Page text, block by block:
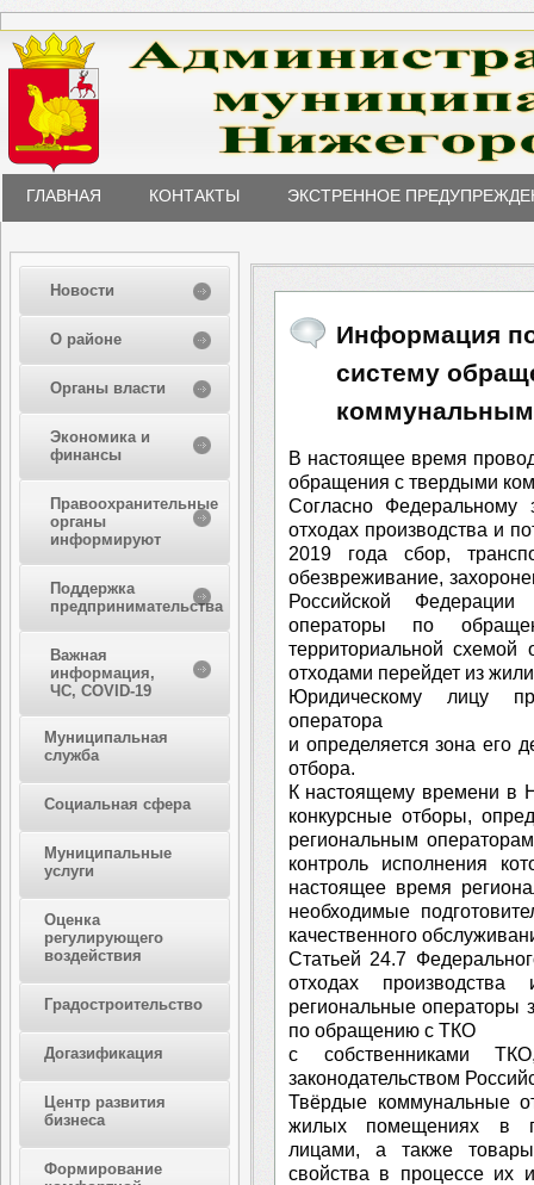
ГЛАВНАЯ КОНТАКТЫ ЭКСТРЕННОЕ
Новости
О районе
Органы власти
Экономика и
финансы
Правоохранительные
органы
информируют
Поддержка
предпринимательства
Важная
информация,
ЧС, COVID-19
Муниципальная
служба
Социальная сфера
Муниципальные
услуги
Оценка
регулирующего
воздействия
Градостроительство
Догазификация
Центр развития
бизнеса
Формирование
Информация
систему
В настоящее время
обращения с твердыми
Согласно
отходах производства и
2019 года сбор,
обезвреживание,
Российской Федерации
операторы по
территориальной
отходами перейдет из
Юридическому лицу
оператора
и определяется зона его
отбора.
К настоящему времени в
конкурсные отборы,
региональным
контроль исполнения
настоящее время
необходимые
качественного
Статьей 24.7
отходах
региональные операторы
по обращению с ТКО
с собственниками
законодательством
Твёрдые коммунальные
жилых помещениях в
лицами, а также
свойства в процессе их